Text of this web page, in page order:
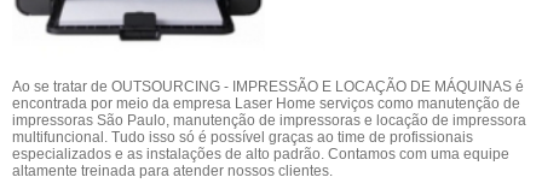
Ao se tratar de OUTSOURCING - IMPRESSÃO E LOCAÇÃO DE MÁQUINAS é
encontrada por meio da empresa Laser Home serviços como manutenção de
impressoras São Paulo, manutenção de impressoras e locação de impressora
multifuncional. Tudo isso só é possível graças ao time de profissionais
especializados e as instalações de alto padrão. Contamos com uma equipe
altamente treinada para atender nossos clientes.